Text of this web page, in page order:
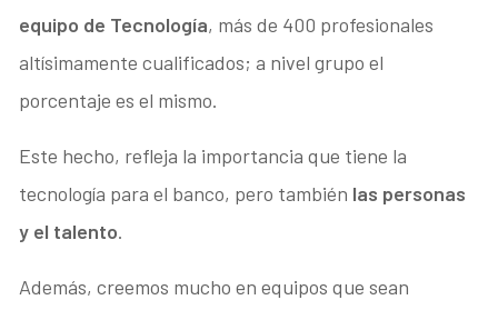
equipo de Tecnología, más de 400 profesionales
altísimamente cualificados; a nivel grupo el
porcentaje es el mismo.
Este hecho, refleja la importancia que tiene la
tecnología para el banco, pero también las personas
y el talento.
Además, creemos mucho en equipos que sean